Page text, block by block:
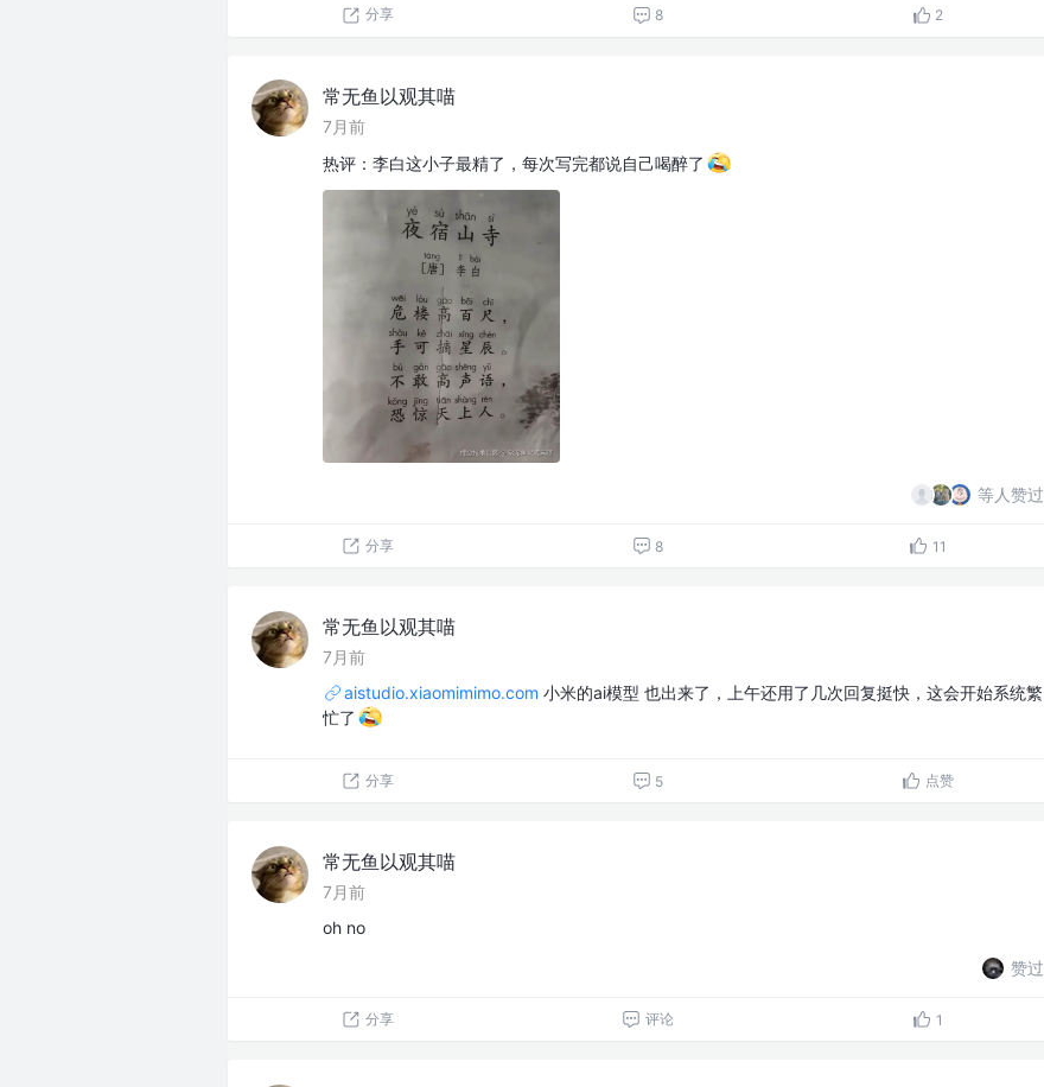
分享 8 2
常无鱼以观其喵
7月前
热评：李白这小子最精了，每次写完都说自己喝醉了
等人赞过
分享 8 11
常无鱼以观其喵
7月前
aistudio.xiaomimimo.com 小米的ai模型 也出来了，上午还用了几次回复挺快，这会开始系统繁
忙了
分享 5 点赞
常无鱼以观其喵
7月前
oh no
赞过
分享 评论 1